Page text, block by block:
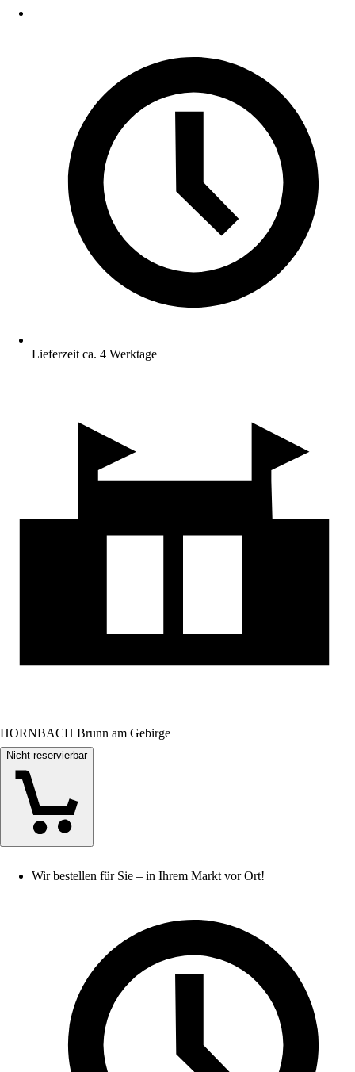
Lieferzeit ca. 4 Werktage
HORNBACH Brunn am Gebirge
Nicht reservierbar
Wir bestellen für Sie – in Ihrem Markt vor Ort!